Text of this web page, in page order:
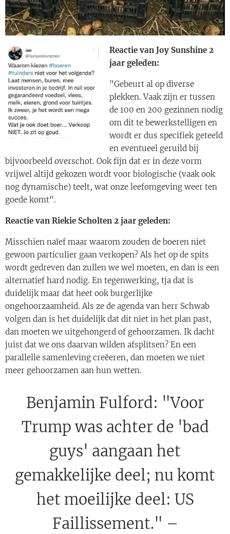
Reactie van Joy Sunshine 2
jaar geleden:
"Gebeurt al op diverse
plekken. Vaak zijn er tussen
de 100 en 200 gezinnen nodig
om dit te bewerkstelligen en
wordt er dus specifiek geteeld
en eventueel geruild bij
bijvoorbeeld overschot. Ook fijn dat er in deze vorm
vrijwel altijd gekozen wordt voor biologische (vaak ook
nog dynamische) teelt, wat onze leefomgeving weer ten
goede komt".
Reactie van Riekie Scholten 2 jaar geleden:
Misschien naïef maar waarom zouden de boeren niet
gewoon particulier gaan verkopen? Als het op de spits
wordt gedreven dan zullen we wel moeten, en dan is een
alternatief hard nodig. En tegenwerking, tja dat is
duidelijk maar dat heet ook burgerlijke
ongehoorzaamheid. Als ze de agenda van herr Schwab
volgen dan is het duidelijk dat dit niet in het plan past,
dan moeten we uitgehongerd of gehoorzamen. Ik dacht
juist dat we ons daarvan wilden afsplitsen? En een
parallelle samenleving creëeren, dan moeten we niet
meer gehoorzamen aan hun wetten.
Benjamin Fulford: "Voor
Trump was achter de 'bad
guys' aangaan het
gemakkelijke deel; nu komt
het moeilijke deel: US
Faillissement." –